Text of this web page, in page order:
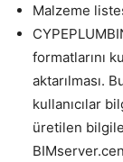
Malzeme
formatlarını
aktarılması.
kullanıcılar
üretilen